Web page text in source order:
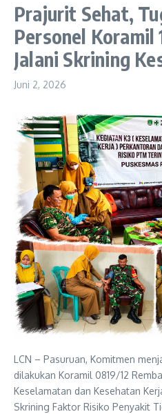
Prajurit Sehat,
Personel Koramil
Jalani Skrining
Juni 2, 2026
LCN – Pasuruan, Komitmen
dilakukan Koramil 0819/12
Keselamatan dan Kesehatan
Skrining Faktor Risiko Penyakit